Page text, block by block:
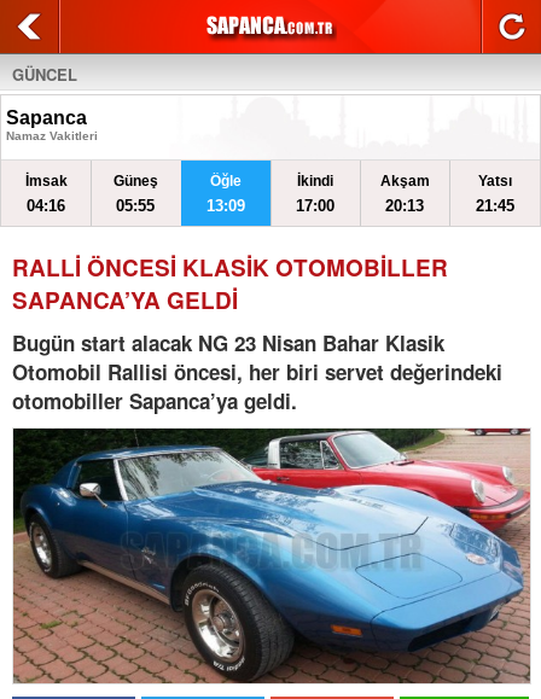
GÜNCEL
Sapanca
Namaz Vakitleri
İmsak
04:16
Güneş
05:55
Öğle
13:09
İkindi
17:00
Akşam
20:13
Yatsı
21:45
RALLİ ÖNCESİ KLASİK OTOMOBİLLER
SAPANCA’YA GELDİ
Bugün start alacak NG 23 Nisan Bahar Klasik
Otomobil Rallisi öncesi, her biri servet değerindeki
otomobiller Sapanca’ya geldi.